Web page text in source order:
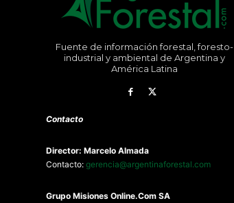
Fuente de información forestal, foresto-
industrial y ambiental de Argentina y
América Latina
Contacto
Director: Marcelo Almada
Contacto: gerencia@argentinaforestal.com
Grupo MisionesOnline.Com SA